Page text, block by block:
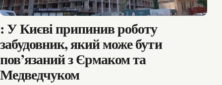
: У Києві припинив роботу
забудовник, який може бути
пов’язаний з Єрмаком та
Медведчуком